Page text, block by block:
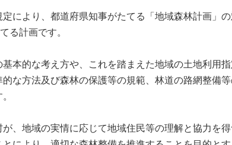
により、都道府県知事がたてる「地域森林計画」
る計画です。
本的な考え方や、これを踏まえた地域の土地利用
な方法及び森林の保護等の規範、林道の路網整備
、地域の実情に応じて地域住民等の理解と協力を